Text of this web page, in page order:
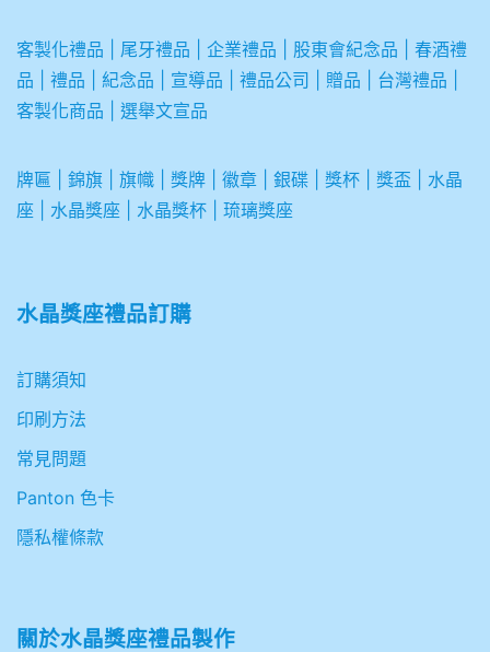
客製化禮品 尾牙禮品 企業禮品 股東會紀念品
春酒禮
品
禮品 紀念品 宣導品 禮品公司 贈品 台灣禮品
客製化商品
選舉文宣品
牌匾 錦旗 旗幟 獎牌 徽章 銀碟 獎杯 獎盃
水晶
座
水晶獎座 水晶獎杯 琉璃獎座
水晶獎座禮品訂購
訂購須知
印刷方法
常見問題
Panton 色卡
隱私權條款
關於水晶獎座禮品製作